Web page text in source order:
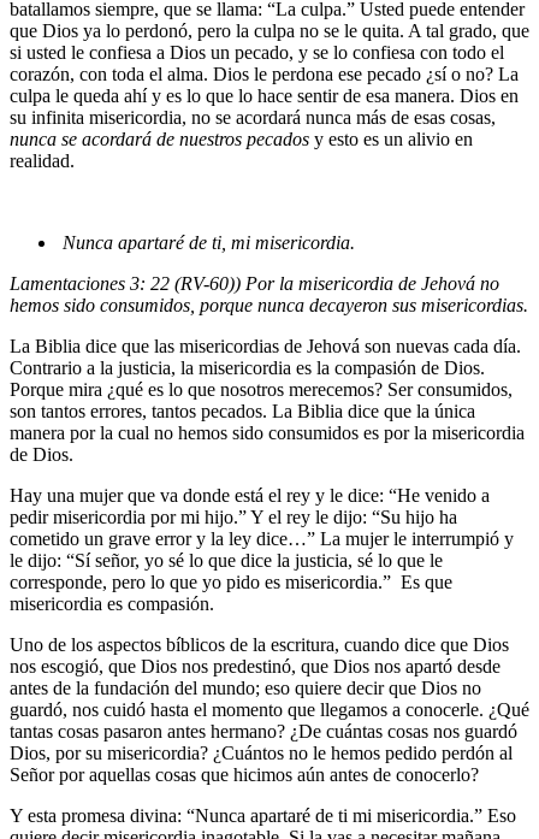
batallamos siempre, que se llama: “La culpa.” Usted puede entender
que Dios ya lo perdonó, pero la culpa no se le quita. A tal grado, que
si usted le confiesa a Dios un pecado, y se lo confiesa con todo el
corazón, con toda el alma. Dios le perdona ese pecado ¿sí o no? La
culpa le queda ahí y es lo que lo hace sentir de esa manera. Dios en
su infinita misericordia, no se acordará nunca más de esas cosas,
nunca se acordará de nuestros pecados y esto es un alivio en
realidad.
Nunca apartaré de ti, mi misericordia.
Lamentaciones 3: 22 (RV-60)) Por la misericordia de Jehová no
hemos sido consumidos, porque nunca decayeron sus misericordias.
La Biblia dice que las misericordias de Jehová son nuevas cada día.
Contrario a la justicia, la misericordia es la compasión de Dios.
Porque mira ¿qué es lo que nosotros merecemos? Ser consumidos,
son tantos errores, tantos pecados. La Biblia dice que la única
manera por la cual no hemos sido consumidos es por la misericordia
de Dios.
Hay una mujer que va donde está el rey y le dice: “He venido a
pedir misericordia por mi hijo.” Y el rey le dijo: “Su hijo ha
cometido un grave error y la ley dice…” La mujer le interrumpió y
le dijo: “Sí señor, yo sé lo que dice la justicia, sé lo que le
corresponde, pero lo que yo pido es misericordia.” Es que
misericordia es compasión.
Uno de los aspectos bíblicos de la escritura, cuando dice que Dios
nos escogió, que Dios nos predestinó, que Dios nos apartó desde
antes de la fundación del mundo; eso quiere decir que Dios no
guardó, nos cuidó hasta el momento que llegamos a conocerle. ¿Qué
tantas cosas pasaron antes hermano? ¿De cuántas cosas nos guardó
Dios, por su misericordia? ¿Cuántos no le hemos pedido perdón al
Señor por aquellas cosas que hicimos aún antes de conocerlo?
Y esta promesa divina: “Nunca apartaré de ti mi misericordia.” Eso